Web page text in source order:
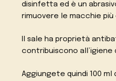
disinfetta ed è un
rimuovere le macchie
Il sale ha proprietà
contribuiscono all’igiene
Aggiungete quindi 100